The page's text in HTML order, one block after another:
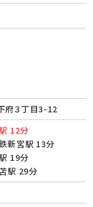
府３丁目3-12
12分
新宮駅 13分
19分
駅 29分